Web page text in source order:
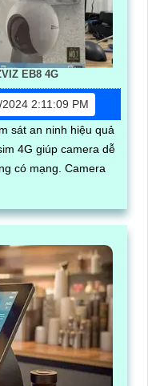
EB8 4G
2:11:09 PM
sát an ninh hiệu quả
4G giúp camera dễ
Camera